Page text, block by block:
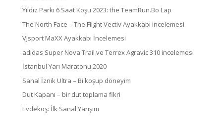
Yıldız Parkı 6 Saat Koşu 2023: the TeamRun.Bo Lap
The North Face – The Flight Vectiv Ayakkabı incelemesi
VJsport MaXX Ayakkabı İncelemesi
adidas Super Nova Trail ve Terrex Agravic 310 incelemesi
İstanbul Yarı Maratonu 2020
Sanal İznik Ultra – Bi koşup döneyim
Dut Kapanı – bir dut toplama fikri
Evdekoş: İlk Sanal Yarışım